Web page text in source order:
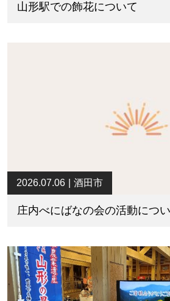
山形駅での飾花について
2026.07.06 酒田市
庄内べにばなの会の活動につ